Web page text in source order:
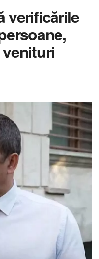
verificările